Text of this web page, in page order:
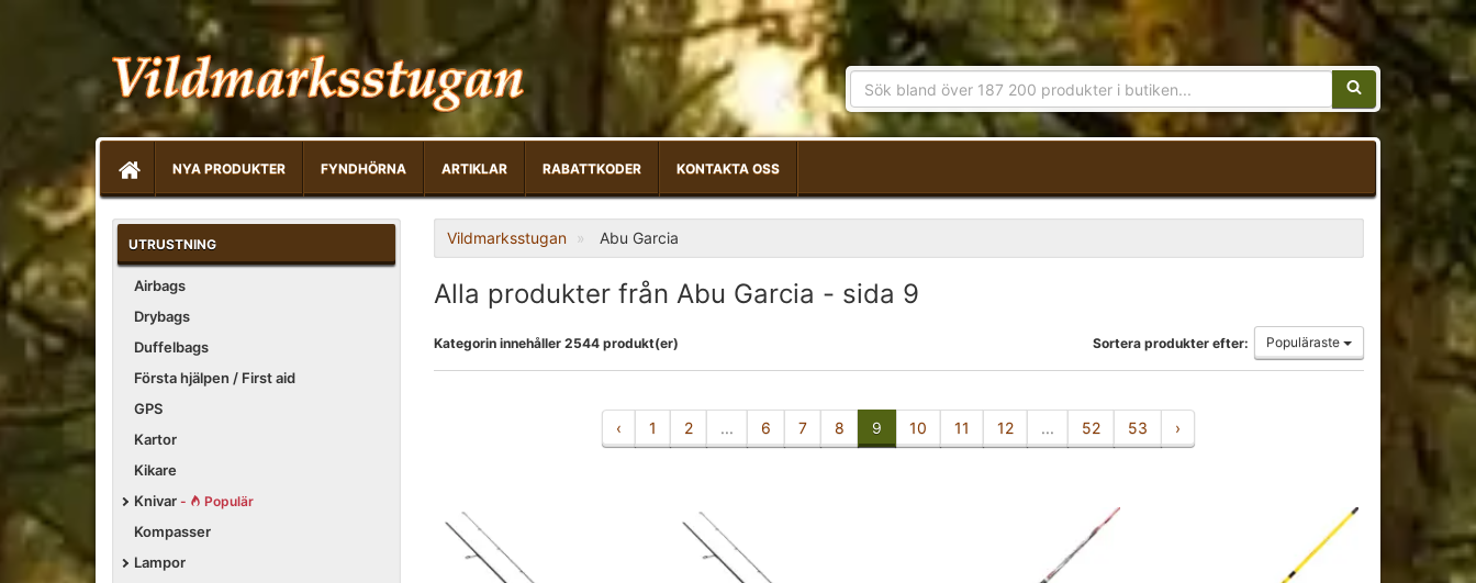
Sökfras:
NYA PRODUKTER FYNDHÖRNA ARTIKLAR RABATTKODER KONTAKTA OSS
UTRUSTNING
Airbags
Drybags
Duffelbags
Första hjälpen / First aid
GPS
Kartor
Kikare
Knivar - Populär
Kompasser
Lampor
Vildmarksstugan Abu Garcia
Alla produkter från Abu Garcia - sida 9
Kategorin innehåller 2544 produkt(er) Sortera produkter efter: Populäraste
‹ 1 2 ... 6 7 8 9 10 11 12 ... 52 53 ›